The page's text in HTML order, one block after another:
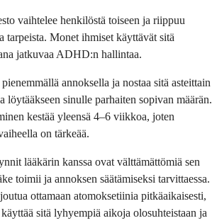
vaihtelee henkilöstä toiseen ja riippuu
tarpeista. Monet ihmiset käyttävät sitä
jatkuvaa ADHD:n hallintaa.
annoksella ja nostaa sitä asteittain
löytääkseen sinulle parhaiten sopivan määrän.
kestää yleensä 4–6 viikkoa, joten
on tärkeää.
lääkärin kanssa ovat välttämättömiä sen
toimii ja annoksen säätämiseksi tarvittaessa.
ottamaan atomoksetiinia pitkäaikaisesti,
sitä lyhyempiä aikoja olosuhteistaan ja